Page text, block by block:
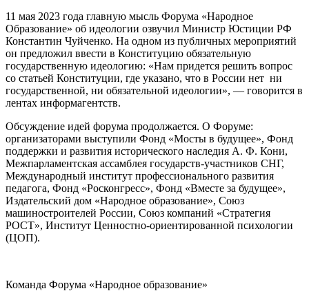
11 мая 2023 года главную мысль Форума «Народное
Образование» об идеологии озвучил Министр Юстиции РФ
Константин Чуйченко. На одном из публичных мероприятий
он предложил ввести в Конституцию обязательную
государственную идеологию: «Нам придется решить вопрос
со статьей Конституции, где указано, что в России нет ни
государственной, ни обязательной идеологии», — говорится в
лентах информагентств.
Обсуждение идей форума продолжается. О Форуме:
организаторами выступили Фонд «Мосты в будущее», Фонд
поддержки и развития исторического наследия А. Ф. Кони,
Межпарламентская ассамблея государств-участников СНГ,
Международный институт профессионального развития
педагога, Фонд «Росконгресс», Фонд «Вместе за будущее»,
Издательский дом «Народное образование», Союз
машиностроителей России, Союз компаний «Стратегия
РОСТ», Институт Ценностно-ориентированной психологии
(ЦОП).
Команда Форума «Народное образование»